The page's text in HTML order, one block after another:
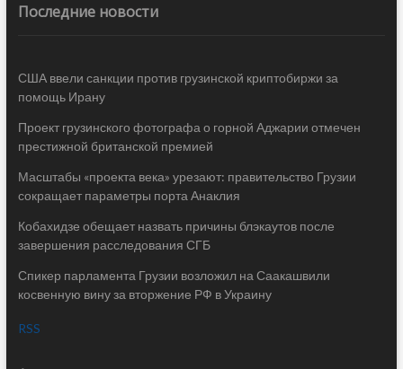
Последние новости
США ввели санкции против грузинской криптобиржи за
помощь Ирану
Проект грузинского фотографа о горной Аджарии отмечен
престижной британской премией
Масштабы «проекта века» урезают: правительство Грузии
сокращает параметры порта Анаклия
Кобахидзе обещает назвать причины блэкаутов после
завершения расследования СГБ
Спикер парламента Грузии возложил на Саакашвили
косвенную вину за вторжение РФ в Украину
RSS